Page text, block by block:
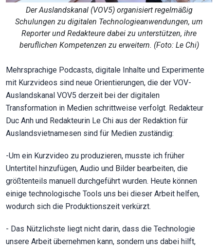
Der Auslandskanal (VOV5) organisiert regelmäßig
Schulungen zu digitalen Technologieanwendungen, um
Reporter und Redakteure dabei zu unterstützen, ihre
beruflichen Kompetenzen zu erweitern. (Foto: Le Chi)
Mehrsprachige Podcasts, digitale Inhalte und Experimente
mit Kurzvideos sind neue Orientierungen, die der VOV-
Auslandskanal VOV5 derzeit bei der digitalen
Transformation in Medien schrittweise verfolgt. Redakteur
Duc Anh und Redakteurin Le Chi aus der Redaktion für
Auslandsvietnamesen sind für Medien zuständig:
-Um ein Kurzvideo zu produzieren, musste ich früher
Untertitel hinzufügen, Audio und Bilder bearbeiten, die
größtenteils manuell durchgeführt wurden. Heute können
einige technologische Tools uns bei dieser Arbeit helfen,
wodurch sich die Produktionszeit verkürzt.
- Das Nützlichste liegt nicht darin, dass die Technologie
unsere Arbeit übernehmen kann, sondern uns dabei hilft,